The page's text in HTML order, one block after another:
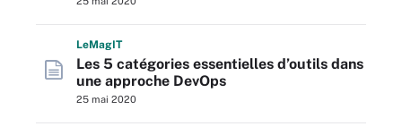
LeMagIT
Les 5 catégories essentielles d’outils dans
une approche DevOps
25 mai 2020